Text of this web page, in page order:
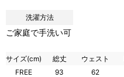
洗濯方法
ご家庭で手洗い可
サイズ(cm) 総丈 ウェスト
FREE
93 62